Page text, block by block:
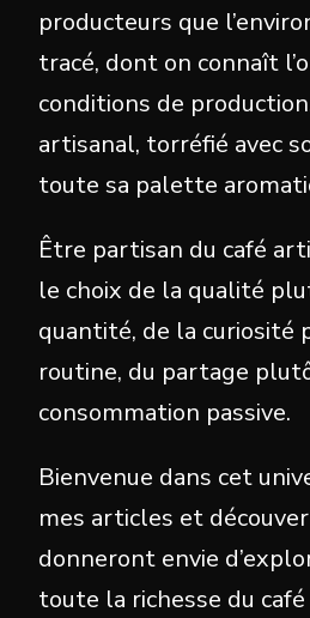
producteurs que
tracé, dont on connaît
conditions de
artisanal, torréfié avec
toute sa palette
Être partisan du café
le choix de la qualité
quantité, de la curiosité
routine, du partage
consommation passive.
Bienvenue dans cet
mes articles et
donneront envie
toute la richesse du